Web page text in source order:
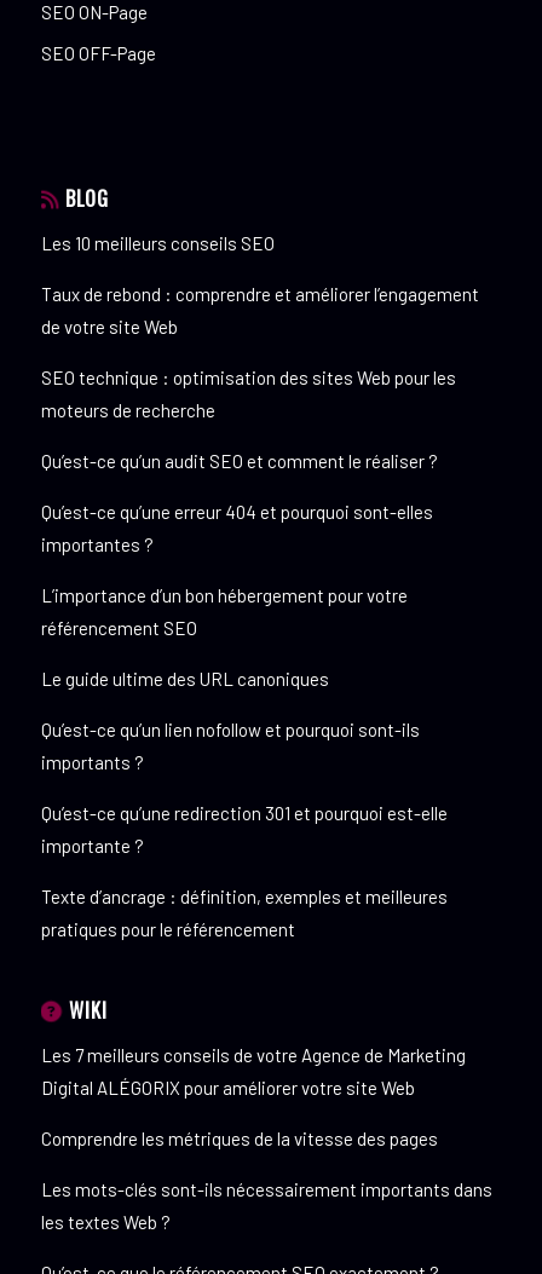
SEO ON-Page
SEO OFF-Page
BLOG
Les 10 meilleurs conseils SEO
Taux de rebond : comprendre et améliorer l’engagement
de votre site Web
SEO technique : optimisation des sites Web pour les
moteurs de recherche
Qu’est-ce qu’un audit SEO et comment le réaliser ?
Qu’est-ce qu’une erreur 404 et pourquoi sont-elles
importantes ?
L’importance d’un bon hébergement pour votre
référencement SEO
Le guide ultime des URL canoniques
Qu’est-ce qu’un lien nofollow et pourquoi sont-ils
importants ?
Qu’est-ce qu’une redirection 301 et pourquoi est-elle
importante ?
Texte d’ancrage : définition, exemples et meilleures
pratiques pour le référencement
WIKI
Les 7 meilleurs conseils de votre Agence de Marketing
Digital ALÉGORIX pour améliorer votre site Web
Comprendre les métriques de la vitesse des pages
Les mots-clés sont-ils nécessairement importants dans
les textes Web ?